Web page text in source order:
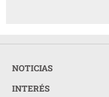
NOTICIAS
INTERÉS